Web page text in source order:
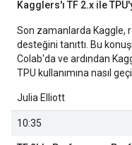
Kagglers'ı TF 2.x ile
Son zamanlarda Kaggle,
desteğini tanıttı. Bu
Colab'da ve ardından
TPU kullanımına nasıl
Julia Elliott
10:35